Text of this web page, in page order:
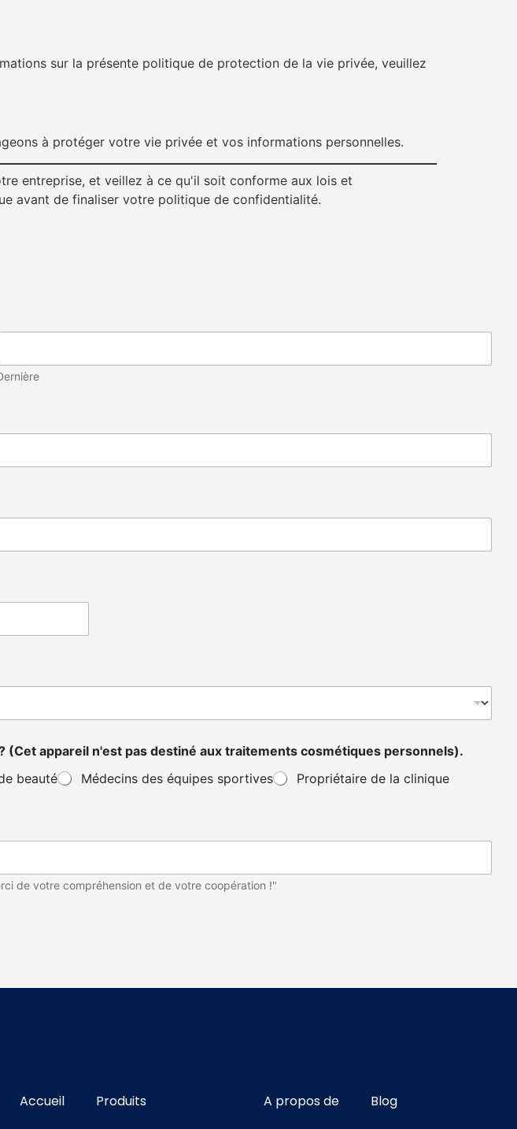
sur la présente politique de protection de la vie privée, veuillez
à protéger votre vie privée et vos informations personnelles.
entreprise, et veillez à ce qu'il soit conforme aux lois et
avant de finaliser votre politique de confidentialité.
appareil n'est pas destiné aux traitements cosmétiques personnels).
beauté Médecins des équipes sportives Propriétaire de la clinique
de votre compréhension et de votre coopération !"
Accueil Produits A propos de Blog